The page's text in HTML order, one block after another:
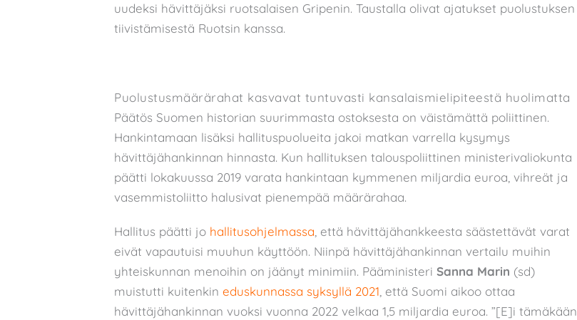
uudeksi hävittäjäksi ruotsalaisen Gripenin. Taustalla olivat ajatukset puolustuksen
tiivistämisestä Ruotsin kanssa.
Puolustusmäärärahat kasvavat tuntuvasti kansalaismielipiteestä huolimatta
Päätös Suomen historian suurimmasta ostoksesta on väistämättä poliittinen.
Hankintamaan lisäksi hallituspuolueita jakoi matkan varrella kysymys
hävittäjähankinnan hinnasta. Kun hallituksen talouspoliittinen ministerivaliokunta
päätti lokakuussa 2019 varata hankintaan kymmenen miljardia euroa, vihreät ja
vasemmistoliitto halusivat pienempää määrärahaa.
Hallitus päätti jo hallitusohjelmassa, että hävittäjähankkeesta säästettävät varat
eivät vapautuisi muuhun käyttöön. Niinpä hävittäjähankinnan vertailu muihin
yhteiskunnan menoihin on jäänyt minimiin. Pääministeri Sanna Marin (sd)
muistutti kuitenkin eduskunnassa syksyllä 2021, että Suomi aikoo ottaa
hävittäjähankinnan vuoksi vuonna 2022 velkaa 1,5 miljardia euroa. ”[E]i tämäkään